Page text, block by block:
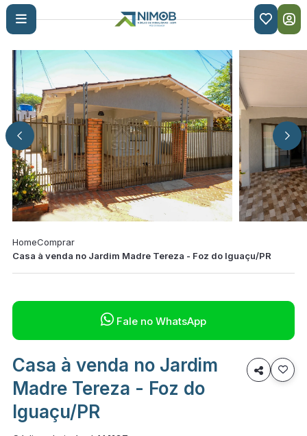

HomeComprar
Casa à venda no Jardim Madre Tereza - Foz do Iguaçu/PR
 Fale no WhatsApp
Casa à venda no Jardim
Madre Tereza - Foz do
Iguaçu/PR
